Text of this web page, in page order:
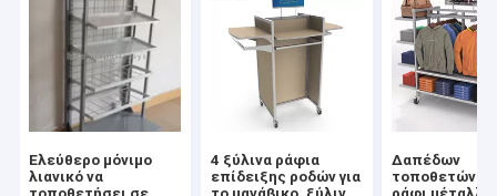
Ελεύθερο μόνιμο
λιανικό να
4 ξύλινα ράφια
επίδειξης ροδών για
Δαπέδων